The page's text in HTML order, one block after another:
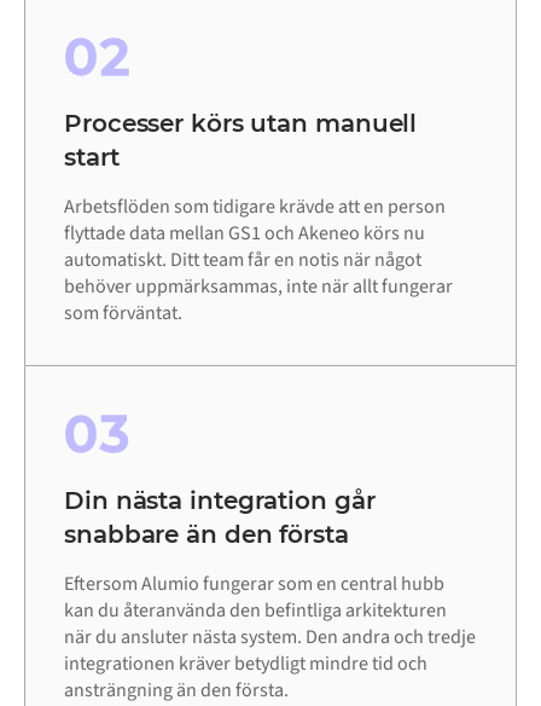
02
Processer körs utan manuell
start
Arbetsflöden som tidigare krävde att en person
flyttade data mellan GS1 och Akeneo körs nu
automatiskt. Ditt team får en notis när något
behöver uppmärksammas, inte när allt fungerar
som förväntat.
03
Din nästa integration går
snabbare än den första
Eftersom Alumio fungerar som en central hubb
kan du återanvända den befintliga arkitekturen
när du ansluter nästa system. Den andra och tredje
integrationen kräver betydligt mindre tid och
ansträngning än den första.